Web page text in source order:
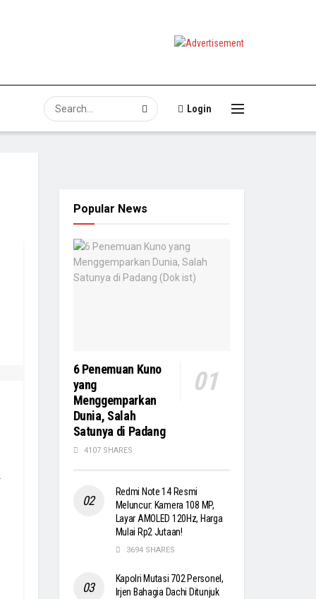
Login
Popular News
6 Penemuan Kuno
yang
Menggemparkan
Dunia, Salah
Satunya di Padang
4107 SHARES
Redmi Note 14 Resmi
Meluncur: Kamera 108 MP,
Layar AMOLED 120Hz, Harga
Mulai Rp2 Jutaan!
3694 SHARES
Kapolri Mutasi 702 Personel,
Irjen Bahagia Dachi Ditunjuk